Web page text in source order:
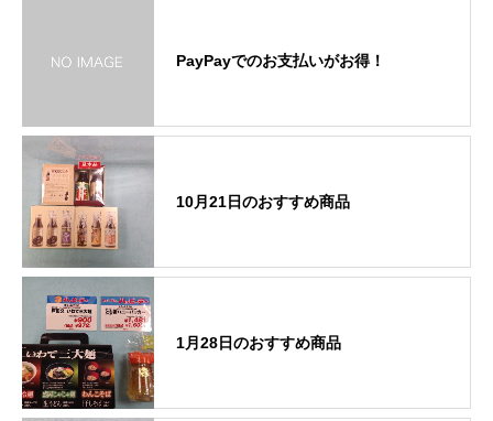
PayPayでのお支払いがお得！
10月21日のおすすめ商品
1月28日のおすすめ商品